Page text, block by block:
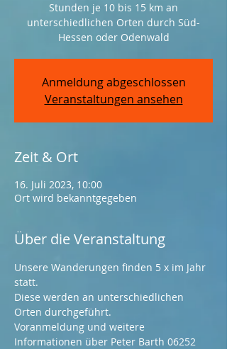
Stunden je 10 bis 15 km an
unterschiedlichen Orten durch Süd-
Hessen oder Odenwald
Anmeldung abgeschlossen
Veranstaltungen ansehen
Zeit & Ort
16. Juli 2023, 10:00
Ort wird bekanntgegeben
Über die Veranstaltung
Unsere Wanderungen finden 5 x im Jahr
statt.
Diese werden an unterschiedlichen
Orten durchgeführt.
Voranmeldung und weitere
Informationen über Peter Barth 06252